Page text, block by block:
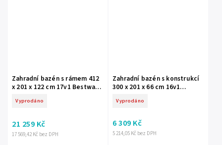
Zahradní bazén s rámem 412
x 201 x 122 cm 17v1 Bestway
Vyprodáno
17 569,42 Kč bez DPH
21 259 Kč
Zahradní bazén s konstrukcí
300 x 201 x 66 cm 16v1
Vyprodáno
5 214,05 Kč bez DPH
6 309 Kč